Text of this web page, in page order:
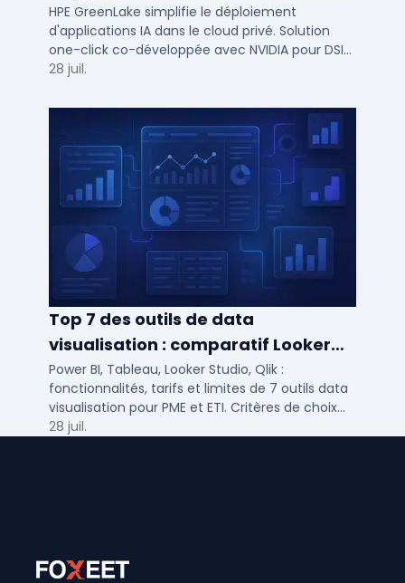
cloud privé
HPE GreenLake simplifie le déploiement
d'applications IA dans le cloud privé. Solution
one-click co-développée avec NVIDIA pour DSI
de PME et ETI : performance et conformité.
28 juil.
Top 7 des outils de data
visualisation : comparatif Looker
Studio, Tableau vs Power BI et
autres
Power BI, Tableau, Looker Studio, Qlik :
fonctionnalités, tarifs et limites de 7 outils data
visualisation pour PME et ETI. Critères de choix
selon votre SI et vos cas d'usage.
28 juil.